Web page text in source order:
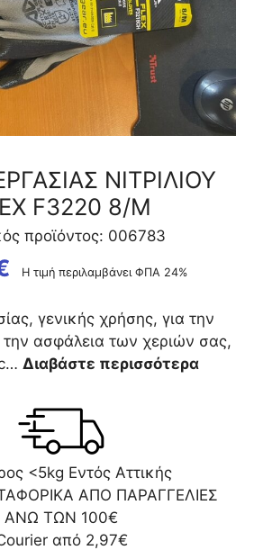
ΝΙΤΡΙΛΙΟΥ
F3220 8/Μ
προϊόντος: 006783
Η τιμή περιλαμβάνει ΦΠΑ 24%
γενικής χρήσης, για την
την ασφάλεια των χεριών σας,
Διαβάστε περισσότερα
<5kg Εντός Αττικής
ΑΠΟ ΠΑΡΑΓΓΕΛΙΕΣ
ΑΝΩ ΤΩΝ 100€
από 2,97€